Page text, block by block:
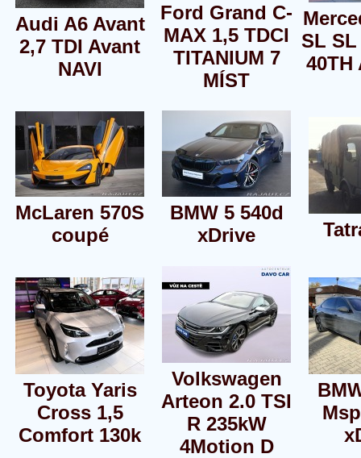
Audi A6 Avant
2,7 TDI Avant
NAVI
Ford Grand C-
MAX 1,5 TDCI
TITANIUM 7
MÍST
SL SL
40TH
McLaren 570S
coupé
BMW 5 540d
xDrive
Toyota Yaris
Cross 1,5
Comfort 130k
Volkswagen
Arteon 2.0 TSI
R 235kW
4Motion D